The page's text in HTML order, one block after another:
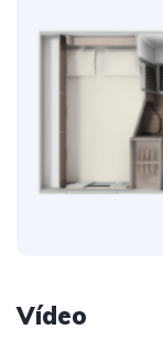
Vídeo